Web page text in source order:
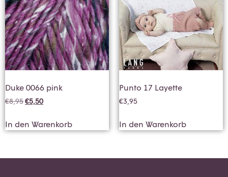
Duke 0066 pink
€8,95€5,50
In den Warenkorb
Punto 17 Layette
€3,95
In den Warenkorb